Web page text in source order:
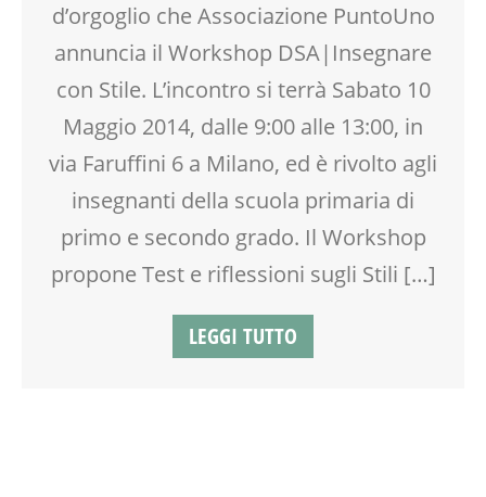
MOOD BOX
RIEQUILIBRIO ENERGETICO
SCUOLA
TEENAGER
WEEKEND
d’orgoglio che Associazione PuntoUno
annuncia il Workshop DSA|Insegnare
con Stile. L’incontro si terrà Sabato 10
Maggio 2014, dalle 9:00 alle 13:00, in
via Faruffini 6 a Milano, ed è rivolto agli
insegnanti della scuola primaria di
primo e secondo grado. Il Workshop
propone Test e riflessioni sugli Stili […]
LEGGI TUTTO